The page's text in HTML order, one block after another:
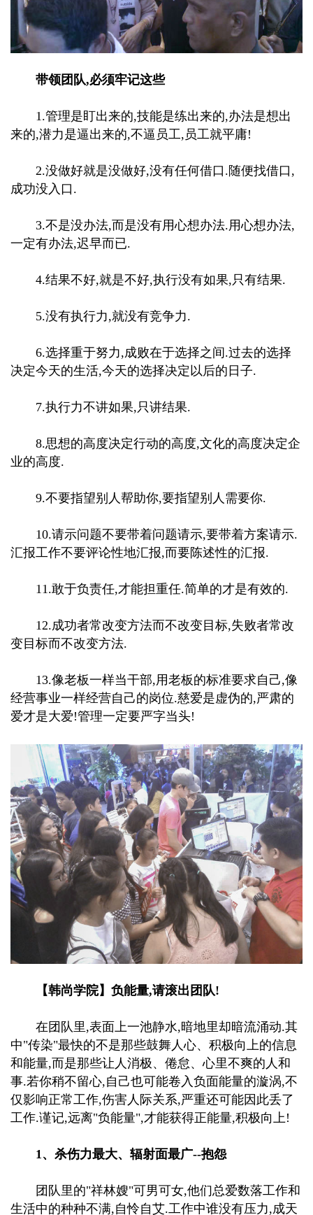
带领团队,必须牢记这些
1.管理是盯出来的,技能是练出来的,办法是想出
来的,潜力是逼出来的,不逼员工,员工就平庸!
2.没做好就是没做好,没有任何借口.随便找借口,
成功没入口.
3.不是没办法,而是没有用心想办法.用心想办法,
一定有办法,迟早而已.
4.结果不好,就是不好,执行没有如果,只有结果.
5.没有执行力,就没有竞争力.
6.选择重于努力,成败在于选择之间.过去的选择
决定今天的生活,今天的选择决定以后的日子.
7.执行力不讲如果,只讲结果.
8.思想的高度决定行动的高度,文化的高度决定企
业的高度.
9.不要指望别人帮助你,要指望别人需要你.
10.请示问题不要带着问题请示,要带着方案请示.
汇报工作不要评论性地汇报,而要陈述性的汇报.
11.敢于负责任,才能担重任.简单的才是有效的.
12.成功者常改变方法而不改变目标,失败者常改
变目标而不改变方法.
13.像老板一样当干部,用老板的标准要求自己,像
经营事业一样经营自己的岗位.慈爱是虚伪的,严肃的
爱才是大爱!管理一定要严字当头!
【韩尚学院】负能量,请滚出团队!
在团队里,表面上一池静水,暗地里却暗流涌动.其
中"传染"最快的不是那些鼓舞人心、积极向上的信息
和能量,而是那些让人消极、倦怠、心里不爽的人和
事.若你稍不留心,自己也可能卷入负面能量的漩涡,不
仅影响正常工作,伤害人际关系,严重还可能因此丢了
工作.谨记,远离"负能量",才能获得正能量,积极向上!
1、杀伤力最大、辐射面最广--抱怨
团队里的"祥林嫂"可男可女,他们总爱数落工作和
生活中的种种不满,自怜自艾.工作中谁没有压力,成天